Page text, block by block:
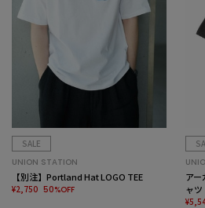
SALE
UNION STATION
【別注】Portland Hat LOGO TEE
¥2,750 50%OFF
ア
ャツ